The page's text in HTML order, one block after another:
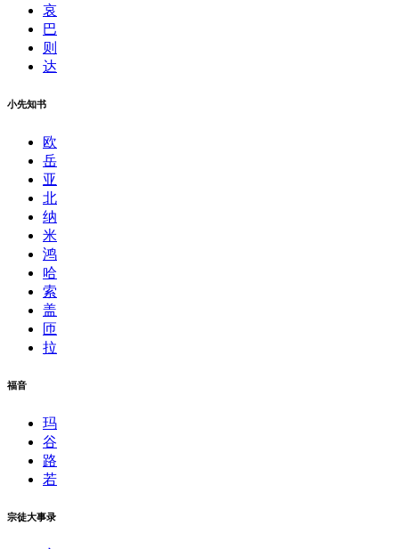
哀
巴
则
达
小先知书
欧
岳
亚
北
纳
米
鸿
哈
索
盖
匝
拉
福音
玛
谷
路
若
宗徒大事录